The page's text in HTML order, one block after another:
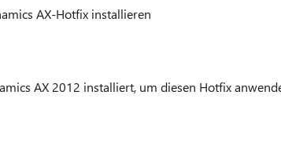
AX-Hotfix installieren
AX 2012 installiert, um diesen Hotfix